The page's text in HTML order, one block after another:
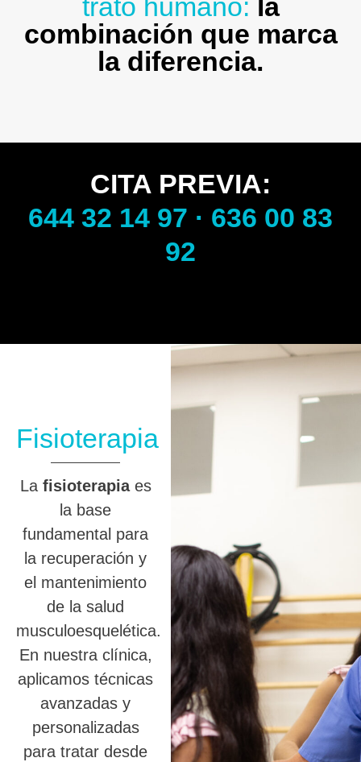
trato humano: la
combinación que marca
la diferencia.
CITA PREVIA:
644 32 14 97 · 636 00 83
92
Fisioterapia
La fisioterapiaes
la base
fundamental para
la recuperación y
el mantenimiento
de la salud
musculoesquelética.
En nuestra clínica,
aplicamos técnicas
avanzadas y
personalizadas
para tratar desde